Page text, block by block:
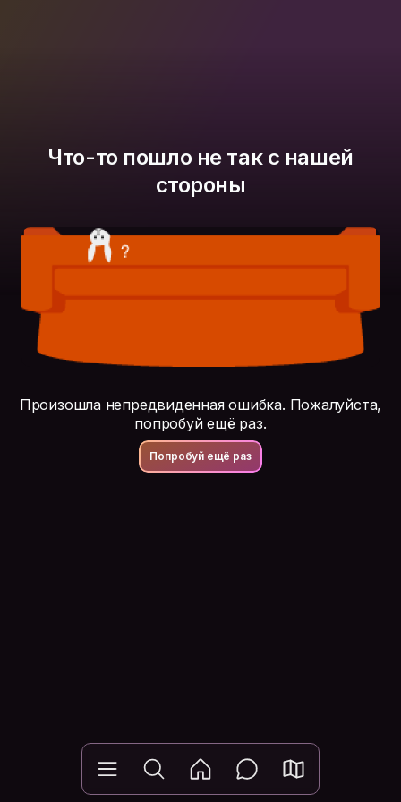
Что-то пошло не так с нашей
стороны
Произошла непредвиденная ошибка. Пожалуйста,
попробуй ещё раз.
Попробуй ещё раз